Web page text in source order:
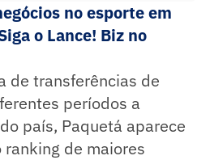
no esporte em
o Lance! Biz no
de transferências de
períodos a
país, Paquetá aparece
de maiores